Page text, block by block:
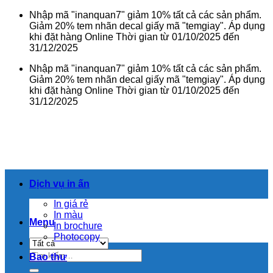
Nhập mã "inanquan7" giảm 10% tất cả các sản phẩm.
Giảm 20% tem nhãn decal giấy mã "temgiay". Áp dụng
khi đặt hàng Online Thời gian từ 01/10/2025 đến
31/12/2025
Nhập mã "inanquan7" giảm 10% tất cả các sản phẩm.
Giảm 20% tem nhãn decal giấy mã "temgiay". Áp dụng
khi đặt hàng Online Thời gian từ 01/10/2025 đến
31/12/2025
Menu
Tìm
kiếm:
Dịch vụ in ấn
In giá rẻ
In màu
In brochure
Photocopy
Bao thư